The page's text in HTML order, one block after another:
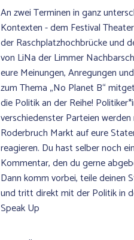
An zwei Terminen in ganz
Kontexten - dem Festival
der Raschplatzhochbrücke und
von LiNa der Limmer
eure Meinungen, Anregungen
zum Thema „No Planet B“
die Politik an der Reihe!
verschiedenster Parteien
Roderbruch Markt auf eure
reagieren. Du hast selber noch
Kommentar, den du gerne
Dann komm vorbei, teile deinen
und tritt direkt mit der Politik in
Speak Up